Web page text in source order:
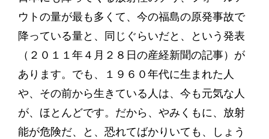
ウトの量が最も多くて、今の福島の原発事故で
降っている量と、同じぐらいだと、という発表
（２０１１年４月２８日の産経新聞の記事）が
あります。でも、１９６０年代に生まれた人
や、その前から生きている人は、今も元気な人
が、ほとんどです。だから、やみくもに、放射
能が危険だ、と、恐れてばかりいても、しょう